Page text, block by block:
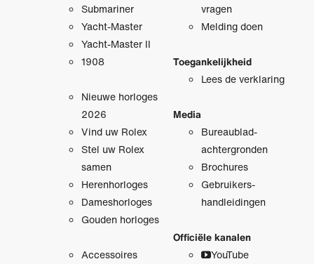
Submariner
Yacht-Master
Yacht-Master II
1908
Nieuwe horloges
2026
Vind uw Rolex
Stel uw Rolex
samen
Herenhorloges
Dameshorloges
Gouden horloges
Accessoires
vragen
Melding doen
Toegankelijkheid
Lees de verklaring
Media
Bureaublad­
achtergronden
Brochures
Gebruikers­
handleidingen
Officiële kanalen
YouTube